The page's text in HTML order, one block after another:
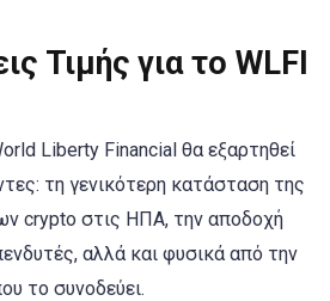
Τιμής για το WLFI
Liberty Financial θα εξαρτηθεί
τη γενικότερη κατάσταση της
crypto στις ΗΠΑ, την αποδοχή
αλλά και φυσικά από την
το συνοδεύει.